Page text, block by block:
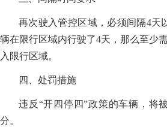
再次驶入管控区域，必须间隔4天
辆在限行区域内行驶了4天，那么至少
入限行区域。
四、处罚措施
违反“开四停四”政策的车辆，将
分。